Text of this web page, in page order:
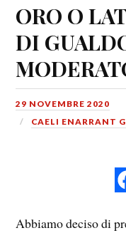
ORO O
DI
29 NOVEMBRE 2020
CAELI ENARRANT
Abbiamo deciso di